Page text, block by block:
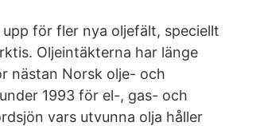
för fler nya oljefält, speciellt
Oljeintäkterna har länge
nästan Norsk olje- och
1993 för el-, gas- och
vars utvunna olja håller